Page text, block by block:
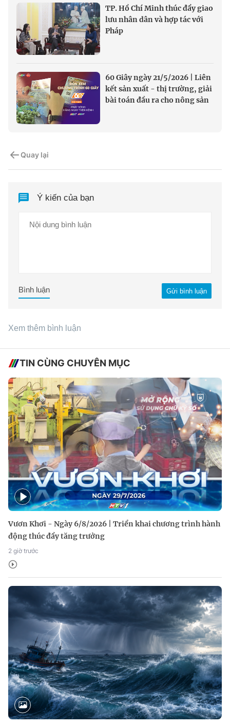
TP. Hồ Chí Minh thúc đẩy giao
lưu nhân dân và hợp tác với
Pháp
60 Giây ngày 21/5/2026 | Liên
kết sản xuất - thị trường, giải
bài toán đầu ra cho nông sản
Quay lại
Ý kiến của bạn
Gửi bình luận
Bình luận
Xem thêm bình luận
TIN CÙNG CHUYÊN MỤC
Vươn Khơi - Ngày 6/8/2026 | Triển khai chương trình hành
động thúc đẩy tăng trưởng
2 giờ trước